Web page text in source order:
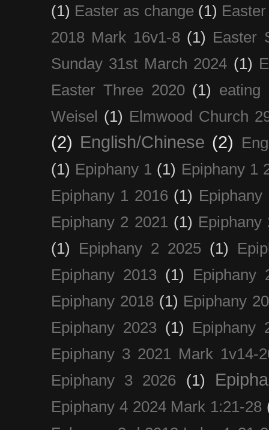
(1) Easter as change (1)
2018 Mark 16v1-8 (1) Easter
Sunday 31st March 2024 (1)
Easter Three 2020 (1) eating
Weisel (1) Elmwood Church
(2) English/Chinese (2)
(1) Epiphany 1 (1) Epiphany 1
Epiphany 1 2016 (1) Epiphany
Epiphany 2 2021 (1) Epiphany
(1)
Epiphany 2 2025 (1)
Epiphany 2013 (1)
Epiphany
Epiphany 2018 (1) Epiphany
Epiphany 2023 (1)
Epiphany
Epiphany 3 2021 Mark 1v14-
Epiphany 3 2026
(1)
Epiphany 4 2024 Mark 1:21-28